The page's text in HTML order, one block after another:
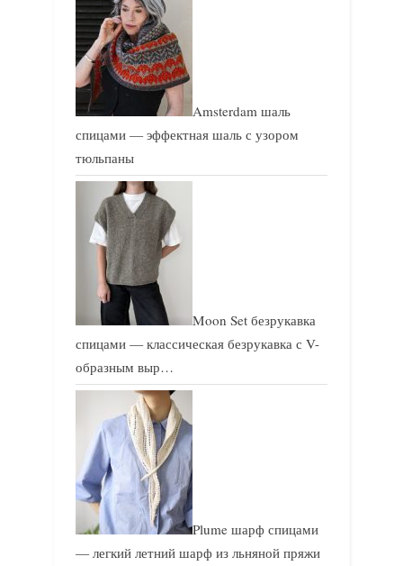
Amsterdam шаль
спицами — эффектная шаль с узором
тюльпаны
Moon Set безрукавка
спицами — классическая безрукавка с V-
образным выр…
Plume шарф спицами
— легкий летний шарф из льняной пряжи